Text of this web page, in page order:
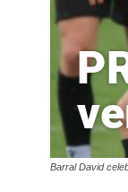
Barral David